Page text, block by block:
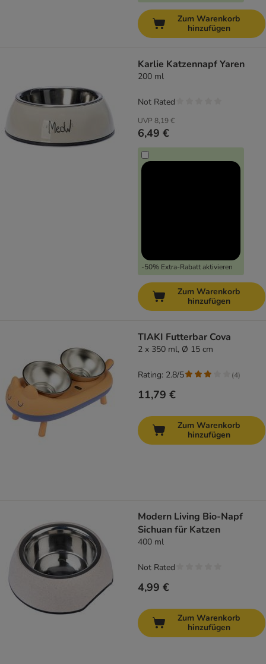
Zum Warenkorb
hinzufügen
Karlie Katzennapf Yaren
200 ml
UVP 8,19 €
6,49 €
-50% Extra-Rabatt aktivieren
Not Rated
Zum Warenkorb
hinzufügen
TIAKI Futterbar Cova
2 x 350 ml, Ø 15 cm
11,79 €
Rating: 2.8/5 (4)
Zum Warenkorb
hinzufügen
Modern Living Bio-Napf
Sichuan für Katzen
400 ml
4,99 €
Not Rated
Zum Warenkorb
hinzufügen